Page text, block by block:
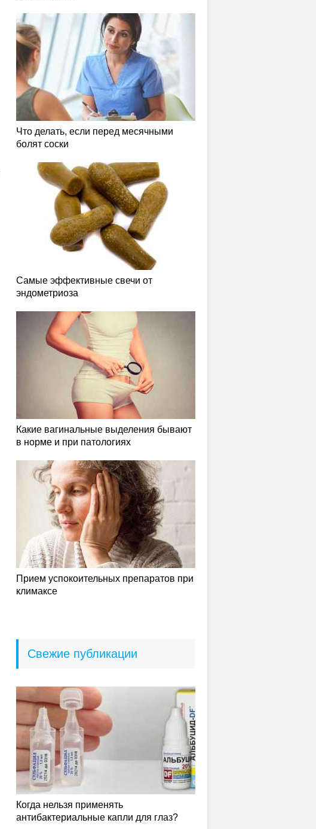
Что делать, если перед месячными
болят соски
Самые эффективные свечи от
эндометриоза
Какие вагинальные выделения бывают
в норме и при патологиях
Прием успокоительных препаратов при
климаксе
Свежие публикации
Когда нельзя применять
антибактериальные капли для глаз?